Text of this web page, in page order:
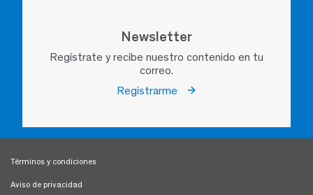
Newsletter
Regístrate y recibe nuestro contenido en tu
correo.
Registrarme
Términos y condiciones
Aviso de privacidad